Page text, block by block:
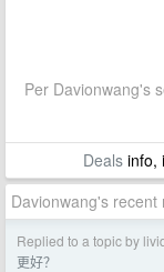
Per Davionwang's
Dealsinfo,
Davionwang's recent
Replied to a topic by
更好？